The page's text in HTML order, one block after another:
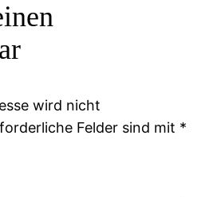
wird nicht
Felder sind mit *